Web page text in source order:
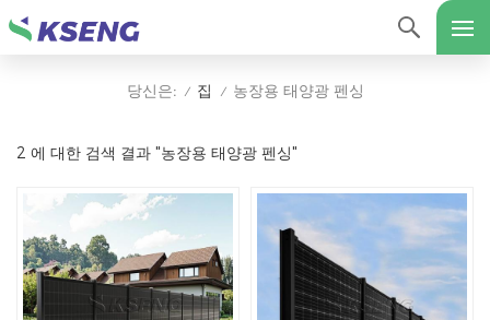
당신은: / 집 / 농장용 태양광 펜싱
2 에 대한 검색 결과 "농장용 태양광 펜싱"